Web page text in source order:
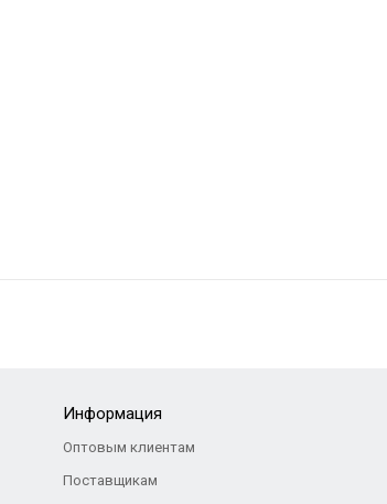
Информация
Оптовым клиентам
Поставщикам